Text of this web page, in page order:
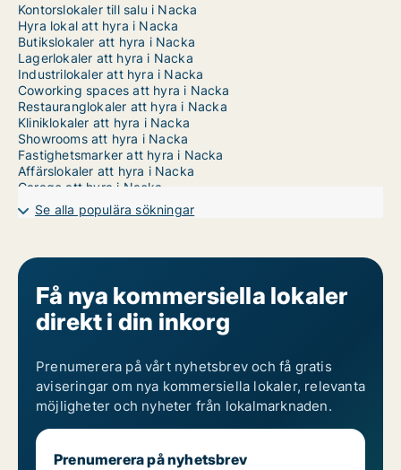
Kontorslokaler till salu i Nacka
Hyra lokal att hyra i Nacka
Butikslokaler att hyra i Nacka
Lagerlokaler att hyra i Nacka
Industrilokaler att hyra i Nacka
Coworking spaces att hyra i Nacka
Restauranglokaler att hyra i Nacka
Kliniklokaler att hyra i Nacka
Showrooms att hyra i Nacka
Fastighetsmarker att hyra i Nacka
Affärslokaler att hyra i Nacka
Garage att hyra i Nacka
Kontorslokaler att hyra i Stockholm
Se alla populära sökningar
Få nya kommersiella lokaler
direkt i din inkorg
Prenumerera på vårt nyhetsbrev och få gratis
aviseringar om nya kommersiella lokaler, relevanta
möjligheter och nyheter från lokalmarknaden.
Prenumerera på nyhetsbrev